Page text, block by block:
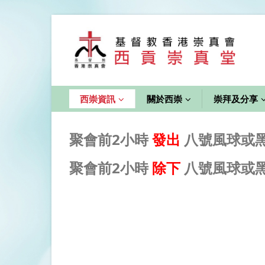
西崇資訊 關於西崇 崇拜及分享
聚會前2小時發出 八號風球或
聚會前2小時除下 八號風球或